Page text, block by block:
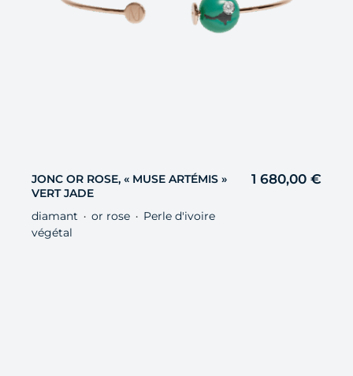
JONC OR ROSE, « MUSE ARTÉMIS »
VERT JADE
1 680,00 €
diamant ・ or rose ・ Perle d'ivoire
végétal